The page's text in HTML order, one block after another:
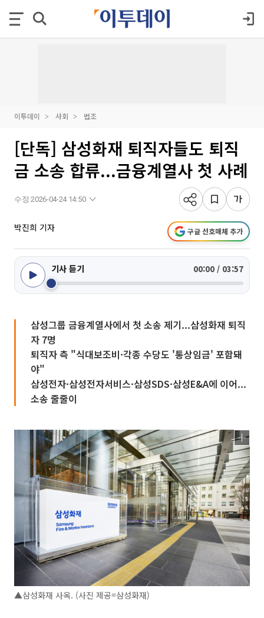
이투데이 사회 법조
[단독] 삼성화재 퇴직자들도 퇴직
금 소송 합류...금융계열사 첫 사례
수정 2026-04-24 14:50
박진희 기자 구글 선호매체 추가
기사 듣기 00:00 / 03:57
삼성그룹 금융계열사에서 첫 소송 제기...삼성화재 퇴직
자 7명
퇴직자 측 "식대보조비·각종 수당도 '통상임금' 포함돼
야"
삼성전자·삼성전자서비스·삼성SDS·삼성E&A에 이어...
소송 줄줄이
▲삼성화재 사옥. (사진 제공=삼성화재)